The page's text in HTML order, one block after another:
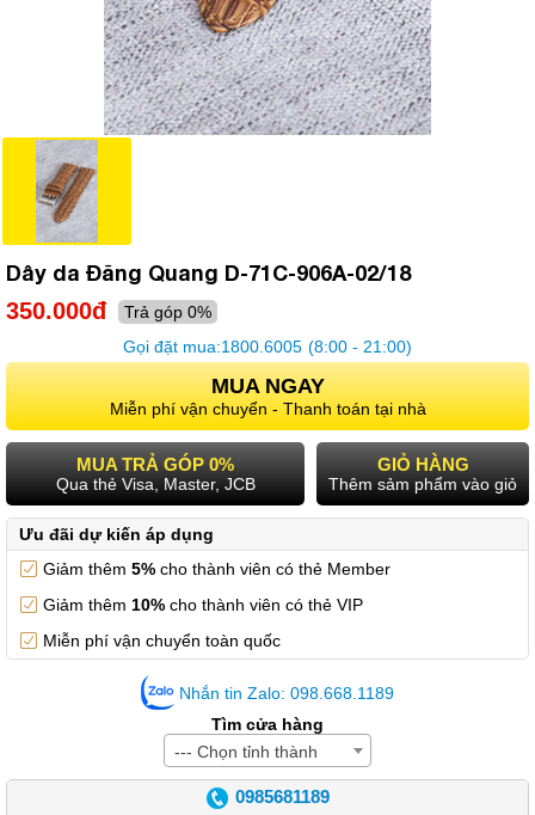
Dây da Đăng Quang D-71C-906A-02/18
350.000đ
Trả góp 0%
Gọi đặt mua:1800.6005 (8:00 - 21:00)
MUA NGAY
Miễn phí vận chuyển - Thanh toán tại nhà
MUA TRẢ GÓP 0%
Qua thẻ Visa, Master, JCB
GIỎ HÀNG
Thêm sảm phẩm vào giỏ
Ưu đãi dự kiến áp dụng
Giảm thêm 5% cho thành viên có thẻ Member
Giảm thêm 10% cho thành viên có thẻ VIP
Miễn phí vận chuyển toàn quốc
Nhắn tin Zalo: 098.668.1189
Tìm cửa hàng
--- Chọn tỉnh thành
0985681189